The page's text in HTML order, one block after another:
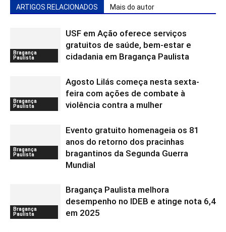
ARTIGOS RELACIONADOS Mais do autor
Bragança
Paulista
USF em Ação oferece serviços
gratuitos de saúde, bem-estar e
cidadania em Bragança Paulista
Bragança
Paulista
Agosto Lilás começa nesta sexta-
feira com ações de combate à
violência contra a mulher
Bragança
Paulista
Evento gratuito homenageia os 81
anos do retorno dos pracinhas
bragantinos da Segunda Guerra
Mundial
Bragança
Paulista
Bragança Paulista melhora
desempenho no IDEB e atinge nota 6,4
em 2025